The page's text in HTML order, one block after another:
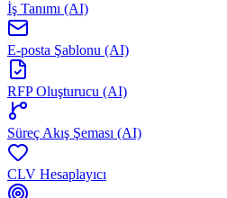
İş Tanımı (AI)
E-posta Şablonu (AI)
RFP Oluşturucu (AI)
Süreç Akış Şeması (AI)
CLV Hesaplayıcı